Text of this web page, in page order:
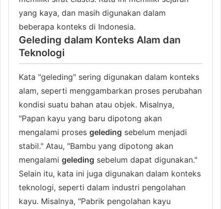
yang kaya, dan masih digunakan dalam
beberapa konteks di Indonesia.
Geleding dalam Konteks Alam dan
Teknologi
Kata "geleding" sering digunakan dalam konteks
alam, seperti menggambarkan proses perubahan
kondisi suatu bahan atau objek. Misalnya,
"Papan kayu yang baru dipotong akan
mengalami proses geleding sebelum menjadi
stabil." Atau, "Bambu yang dipotong akan
mengalami geleding sebelum dapat digunakan."
Selain itu, kata ini juga digunakan dalam konteks
teknologi, seperti dalam industri pengolahan
kayu. Misalnya, "Pabrik pengolahan kayu